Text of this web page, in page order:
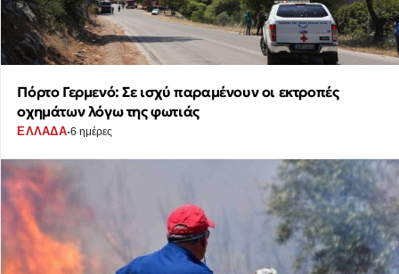
Πόρτο Γερμενό: Σε ισχύ παραμένουν οι εκτροπές
οχημάτων λόγω της φωτιάς
ΕΛΛΑΔΑ·6 ημέρες